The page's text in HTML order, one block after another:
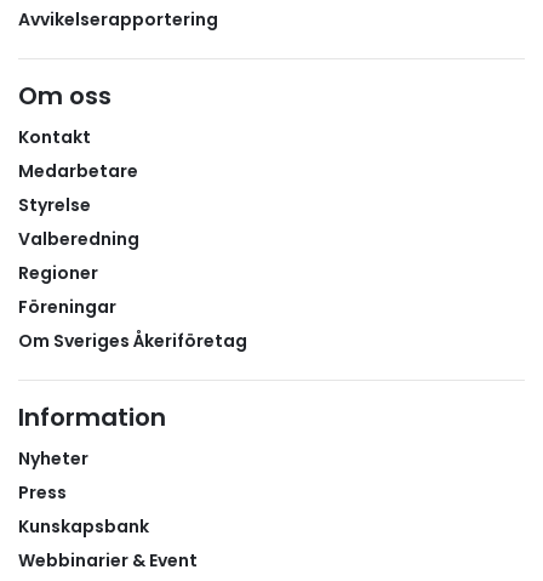
Avvikelserapportering
Om oss
Kontakt
Medarbetare
Styrelse
Valberedning
Regioner
Föreningar
Om Sveriges Åkeriföretag
Information
Nyheter
Press
Kunskapsbank
Webbinarier & Event